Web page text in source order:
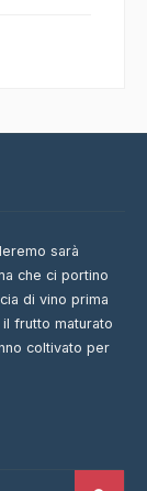
sarà
che ci portino
di vino prima
frutto maturato
coltivato per